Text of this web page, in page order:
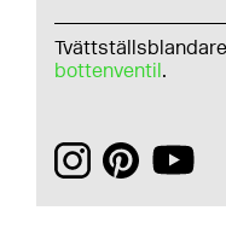
bottenventil.